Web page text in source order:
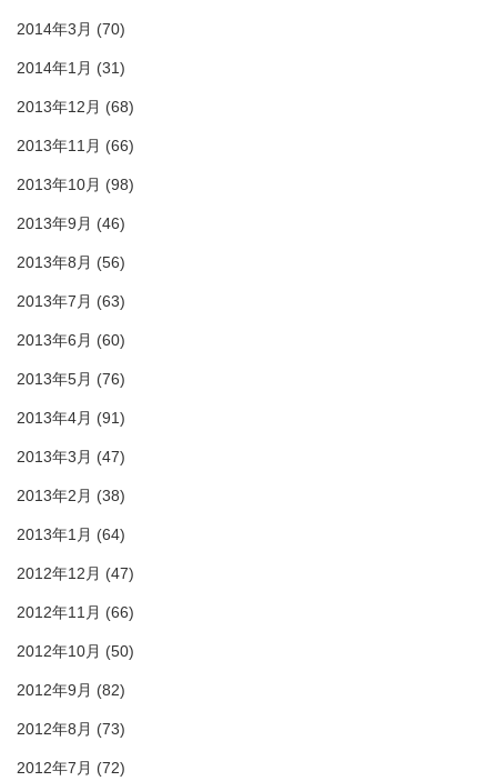
2014年3月 (70)
2014年1月 (31)
2013年12月 (68)
2013年11月 (66)
2013年10月 (98)
2013年9月 (46)
2013年8月 (56)
2013年7月 (63)
2013年6月 (60)
2013年5月 (76)
2013年4月 (91)
2013年3月 (47)
2013年2月 (38)
2013年1月 (64)
2012年12月 (47)
2012年11月 (66)
2012年10月 (50)
2012年9月 (82)
2012年8月 (73)
2012年7月 (72)